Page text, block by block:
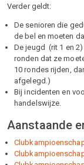
Verder geldt:
De senioren die
de bel en moeten
De jeugd (rit 1 en
ronden dat ze
10 rondes rijden,
afgelegd.)
Bij incidenten en
handelswijze.
Aanstaande